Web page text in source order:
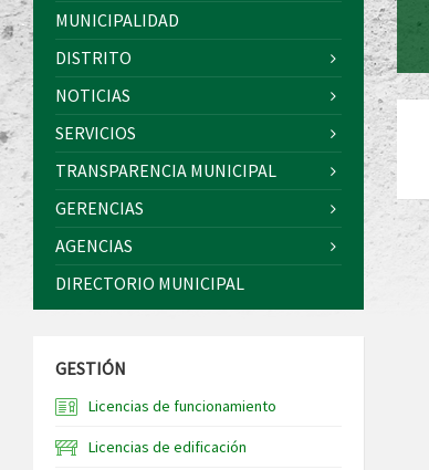
MUNICIPALIDAD
DISTRITO
NOTICIAS
SERVICIOS
TRANSPARENCIA MUNICIPAL
GERENCIAS
AGENCIAS
DIRECTORIO MUNICIPAL
GESTIÓN
Licencias de funcionamiento
Licencias de edificación